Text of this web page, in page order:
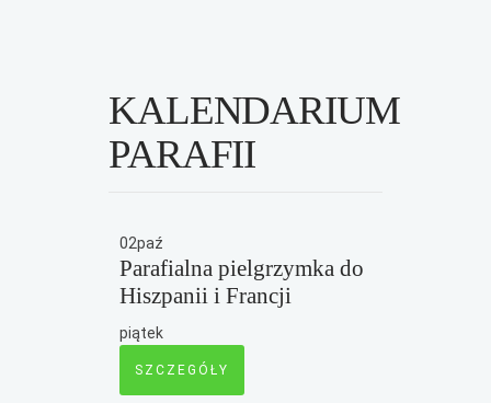
KALENDARIUM
PARAFII
02paź
Parafialna pielgrzymka do
Hiszpanii i Francji
piątek
SZCZEGÓŁY